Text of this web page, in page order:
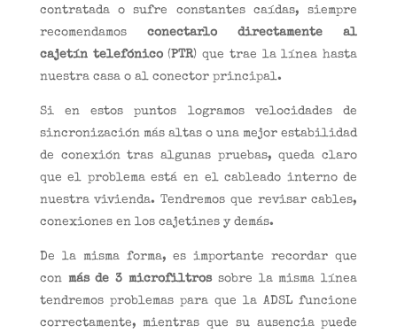
contratada o sufre constantes caídas, siempre
recomendamos conectarlo directamente al
cajetín telefónico(PTR) que trae la línea hasta
nuestra casa o al conector principal.
Si en estos puntos logramos velocidades de
sincronización más altas o una mejor estabilidad
de conexión tras algunas pruebas, queda claro
que el problema está en el cableado interno de
nuestra vivienda. Tendremos que revisar cables,
conexiones en los cajetines y demás.
De la misma forma, es importante recordar que
con más de 3 microfiltrossobre la misma línea
tendremos problemas para que la ADSL funcione
correctamente, mientras que su ausencia puede